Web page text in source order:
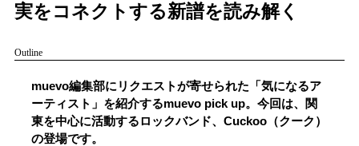
人気ワード
#男性SSW #ポップス #女性SSW #ロック
#男性シンガー #HR/HM #女性シンガー
MENU
記事一覧
プレスリリース一覧
実をコネクトする新譜を読み解く
Outline
muevo編集部にリクエストが寄せられた「気になるア
ーティスト」を紹介するmuevo pick up。今回は、関
東を中心に活動するロックバンド、Cuckoo（クーク）
の登場です。